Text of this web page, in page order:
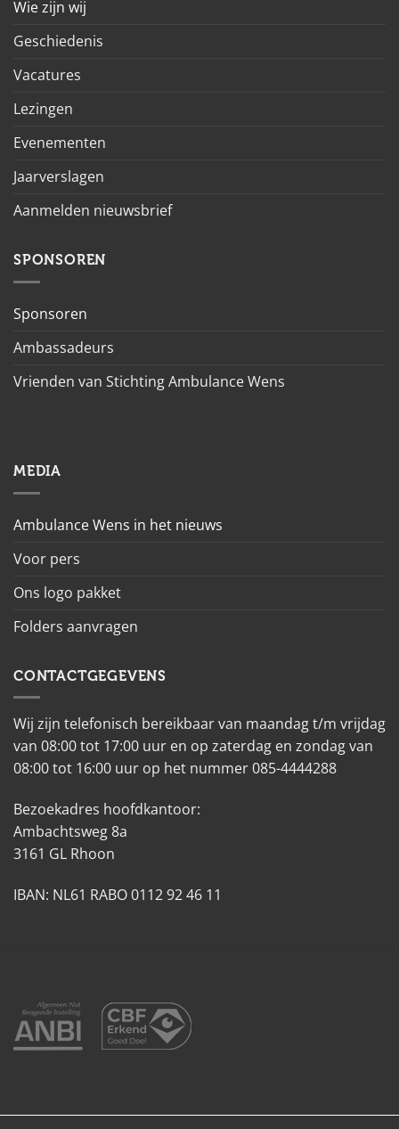
Wie zijn wij
Geschiedenis
Vacatures
Lezingen
Evenementen
Jaarverslagen
Aanmelden nieuwsbrief
SPONSOREN
Sponsoren
Ambassadeurs
Vrienden van Stichting Ambulance Wens
MEDIA
Ambulance Wens in het nieuws
Voor pers
Ons logo pakket
Folders aanvragen
CONTACTGEGEVENS
Wij zijn telefonisch bereikbaar van maandag t/m vrijdag
van 08:00 tot 17:00 uur en op zaterdag en zondag van
08:00 tot 16:00 uur op het nummer 085-4444288
Bezoekadres hoofdkantoor:
Ambachtsweg 8a
3161 GL Rhoon
IBAN: NL61 RABO 0112 92 46 11